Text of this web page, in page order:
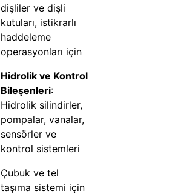
dişliler ve dişli
kutuları, istikrarlı
haddeleme
operasyonları için
Hidrolik ve Kontrol
Bileşenleri:
Hidrolik silindirler,
pompalar, vanalar,
sensörler ve
kontrol sistemleri
Çubuk ve tel
taşıma sistemi için